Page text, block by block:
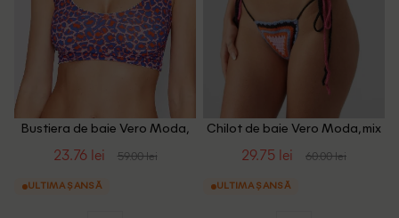
Bustiera de baie Vero Moda,
23.76 lei 59.00 lei
ULTIMA ȘANSĂ
Chilot de baie Vero Moda, mix
29.75 lei 60.00 lei
ULTIMA ȘANSĂ